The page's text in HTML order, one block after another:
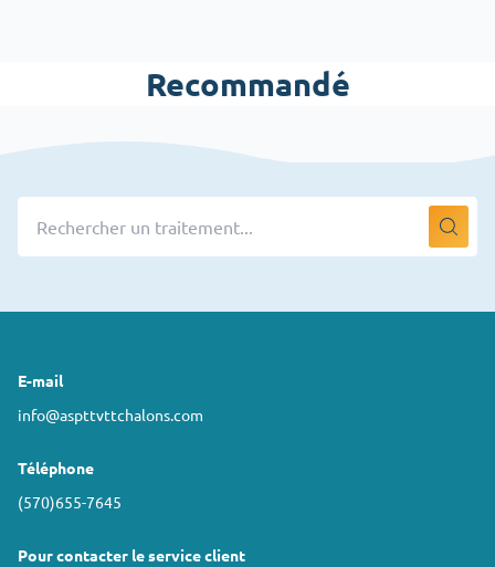
Recommandé
E-mail
info@aspttvttchalons.com
Téléphone
(570)655-7645
Pour contacter le service client